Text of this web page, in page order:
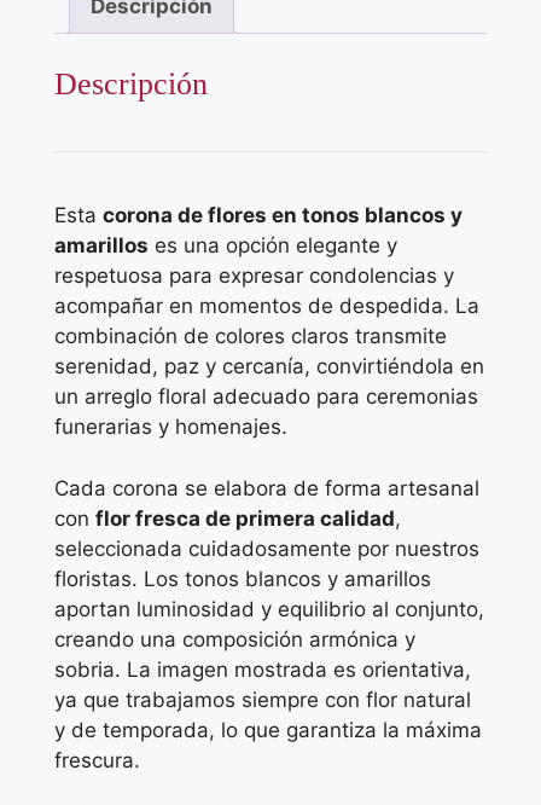
Descripción
Descripción
Esta corona de flores en tonos blancos y
amarillos es una opción elegante y
respetuosa para expresar condolencias y
acompañar en momentos de despedida. La
combinación de colores claros transmite
serenidad, paz y cercanía, convirtiéndola en
un arreglo floral adecuado para ceremonias
funerarias y homenajes.
Cada corona se elabora de forma artesanal
con flor fresca de primera calidad,
seleccionada cuidadosamente por nuestros
floristas. Los tonos blancos y amarillos
aportan luminosidad y equilibrio al conjunto,
creando una composición armónica y
sobria. La imagen mostrada es orientativa,
ya que trabajamos siempre con flor natural
y de temporada, lo que garantiza la máxima
frescura.